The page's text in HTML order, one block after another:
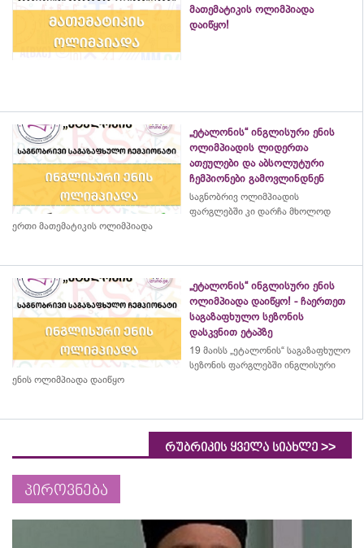
მათემატიკის ოლიმპიადა
დაიწყო!
„ეტალონის“ ინგლისური ენის
ოლიმპიადის ლიდერთა
ათეულები და აბსოლუტური
ჩემპიონები გამოვლინდნენ
საგნობრივ ოლიმპიადის
ფარგლებში კი დარჩა მხოლოდ
ერთი მათემატიკის ოლიმპიადა
„ეტალონის“ ინგლისური ენის
ოლიმპიადა დაიწყო! - ჩაერთეთ
საგაზაფხულო სეზონის
დასკვნით ეტაპზე
19 მაისს „ეტალონის“ საგაზაფხულო
სეზონის ფარგლებში ინგლისური
ენის ოლიმპიადა დაიწყო
რუბრიკის ყველა სიახლე >>
პიროვნება